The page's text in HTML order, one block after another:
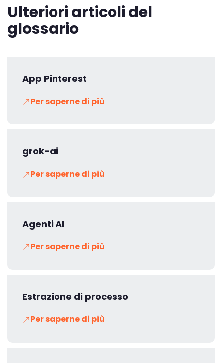
Ulteriori articoli del
glossario
App Pinterest
Per saperne di più
grok-ai
Per saperne di più
Agenti AI
Per saperne di più
Estrazione di processo
Per saperne di più